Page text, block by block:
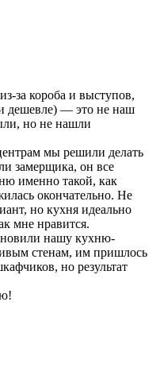
за короба и выступов,
дешевле) — это не наш
но не нашли
мы решили делать
замерщика, он все
именно такой, как
окончательно. Не
но кухня идеально
мне нравится.
нашу кухню-
стенам, им пришлось
но результат